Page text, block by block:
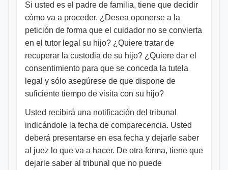
Si usted es el padre de familia, tiene que decidir
cómo va a proceder. ¿Desea oponerse a la
petición de forma que el cuidador no se convierta
en el tutor legal su hijo? ¿Quiere tratar de
recuperar la custodia de su hijo? ¿Quiere dar el
consentimiento para que se conceda la tutela
legal y sólo asegúrese de que dispone de
suficiente tiempo de visita con su hijo?
Usted recibirá una notificación del tribunal
indicándole la fecha de comparecencia. Usted
deberá presentarse en esa fecha y dejarle saber
al juez lo que va a hacer. De otra forma, tiene que
dejarle saber al tribunal que no puede